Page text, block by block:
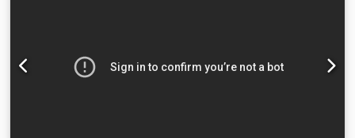
CNC, rozważ maszynę Biesse Rover C9.50, którą mamy na
sprzedaż. Skontaktuj się z nami, aby uzyskać więcej